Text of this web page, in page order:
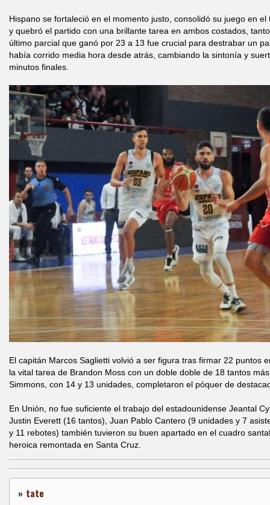
Hispano se fortaleció en el momento justo, consolidó su juego en
y quebró el partido con una brillante tarea en ambos costados,
último parcial que ganó por 23 a 13 fue crucial para destrabar un
había corrido media hora desde atrás, cambiando la sintonía y
minutos finales.
El capitán Marcos Saglietti volvió a ser figura tras firmar 22 puntos
la vital tarea de Brandon Moss con un doble doble de 18 tantos
Simmons, con 14 y 13 unidades, completaron el póquer de
En Unión, no fue suficiente el trabajo del estadounidense Jeantal
Justin Everett (16 tantos), Juan Pablo Cantero (9 unidades y 7
y 11 rebotes) también tuvieron su buen apartado en el cuadro
heroica remontada en Santa Cruz.
» tate